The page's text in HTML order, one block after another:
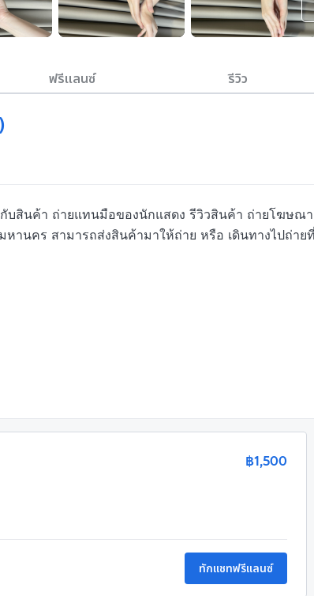
ฟรีแลนซ์ รีวิว
บสินค้า ถ่ายแทนมือของนักแสดง รีวิวสินค้า ถ่ายโฆษณา
านคร สามารถส่งสินค้ามาให้ถ่าย หรือ เดินทางไปถ่ายที่
฿1,500
ทักแชทฟรีแลนซ์